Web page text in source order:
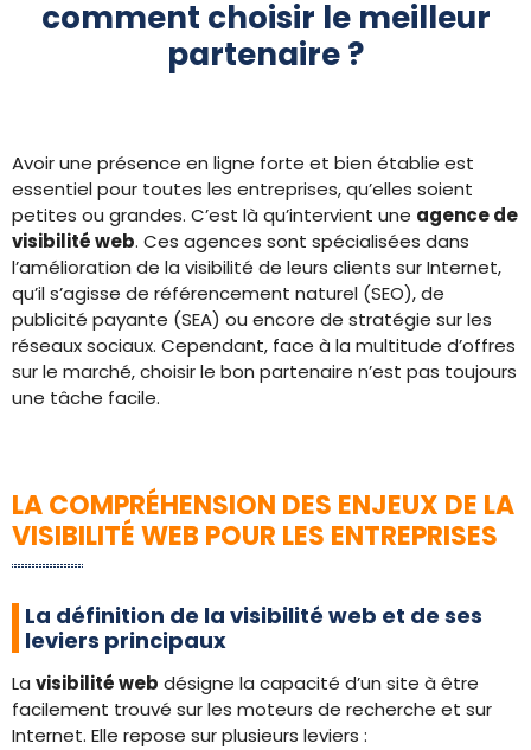
comment choisir le meilleur
partenaire ?
Avoir une présence en ligne forte et bien établie est
essentiel pour toutes les entreprises, qu’elles soient
petites ou grandes. C’est là qu’intervient une agence de
visibilité web. Ces agences sont spécialisées dans
l’amélioration de la visibilité de leurs clients sur Internet,
qu’il s’agisse de référencement naturel (SEO), de
publicité payante (SEA) ou encore de stratégie sur les
réseaux sociaux. Cependant, face à la multitude d’offres
sur le marché, choisir le bon partenaire n’est pas toujours
une tâche facile.
LA COMPRÉHENSION DES ENJEUX DE LA
VISIBILITÉ WEB POUR LES ENTREPRISES
La définition de la visibilité web et de ses
leviers principaux
La visibilité web désigne la capacité d’un site à être
facilement trouvé sur les moteurs de recherche et sur
Internet. Elle repose sur plusieurs leviers :